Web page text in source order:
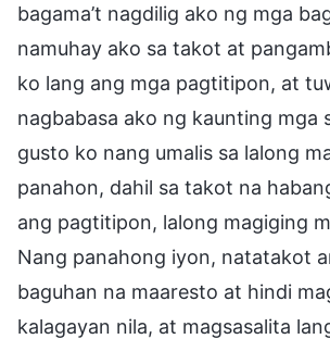
bagama’t nagdilig ako ng mga
namuhay ako sa takot at
ko lang ang mga pagtitipon, at
nagbabasa ako ng kaunting mga
gusto ko nang umalis sa lalong
panahon, dahil sa takot na
ang pagtitipon, lalong magiging
Nang panahong iyon, natatakot
baguhan na maaresto at hindi
kalagayan nila, at magsasalita